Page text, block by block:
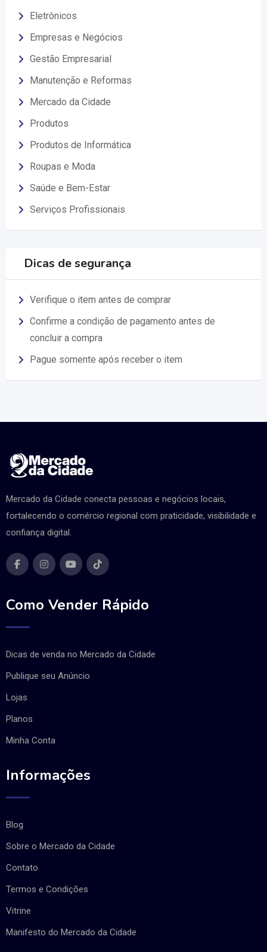
Eletrônicos
Empresas e Negócios
Gestão Empresarial
Manutenção e Reformas
Mercado da Cidade
Produtos
Produtos de Informática
Roupas e Moda
Saúde e Bem-Estar
Serviços Profissionais
Dicas de segurança
Verifique o item antes de comprar
Confirme a condição de pagamento antes de
concluir a compra
Pague somente após receber o item
Mercado da Cidade conecta pessoas e negócios locais,
fortalecendo o comércio regional com praticidade, visibilidade e
confiança digital.
Como Vender Rápido
Dicas de venda no Mercado da Cidade
Publique seu Anúncio
Lojas
Planos
Minha Conta
Informações
Blog
Sobre o Mercado da Cidade
Contato
Termos e Condições
Vitrine
Manifesto do Mercado da Cidade